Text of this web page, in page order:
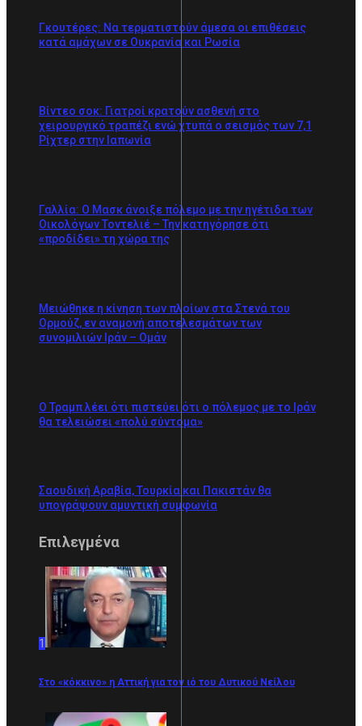
Γκουτέρες: Να τερματιστούν άμεσα οι επιθέσεις
κατά αμάχων σε Ουκρανία και Ρωσία
Βίντεο σοκ: Γιατροί κρατούν ασθενή στο
χειρουργικό τραπέζι ενώ χτυπά ο σεισμός των 7,1
Ρίχτερ στην Ιαπωνία
Γαλλία: Ο Μασκ άνοιξε πόλεμο με την ηγέτιδα των
Οικολόγων Τοντελιέ – Την κατηγόρησε ότι
«προδίδει» τη χώρα της
Μειώθηκε η κίνηση των πλοίων στα Στενά του
Ορμούζ, εν αναμονή αποτελεσμάτων των
συνομιλιών Ιράν – Ομάν
Ο Τραμπ λέει ότι πιστεύει ότι ο πόλεμος με το Ιράν
θα τελειώσει «πολύ σύντομα»
Σαουδική Αραβία, Τουρκία και Πακιστάν θα
υπογράψουν αμυντική συμφωνία
Επιλεγμένα
1
Στο «κόκκινο» η Αττική για τον ιό του Δυτικού Νείλου